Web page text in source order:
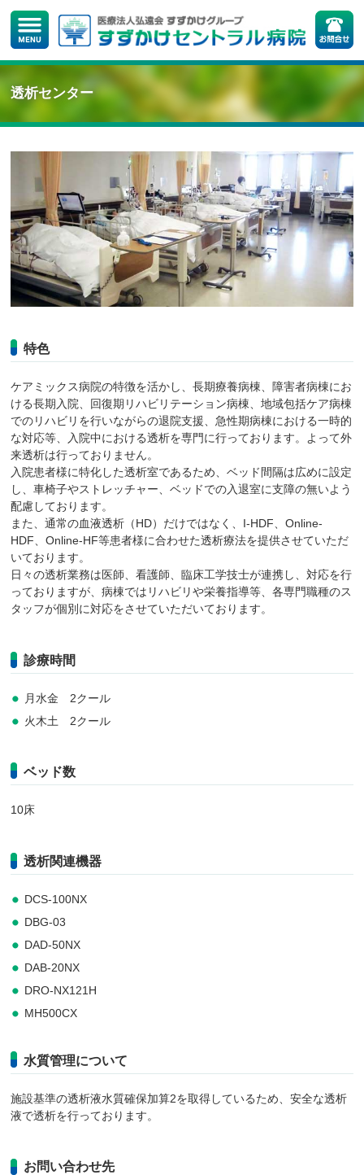
透析センター
特色
ケアミックス病院の特徴を活かし、長期療養病棟、障害者病棟にお
ける長期入院、回復期リハビリテーション病棟、地域包括ケア病棟
でのリハビリを行いながらの退院支援、急性期病棟における一時的
な対応等、入院中における透析を専門に行っております。よって外
来透析は行っておりません。
入院患者様に特化した透析室であるため、ベッド間隔は広めに設定
し、車椅子やストレッチャー、ベッドでの入退室に支障の無いよう
配慮しております。
また、通常の血液透析（HD）だけではなく、I-HDF、Online-
HDF、Online-HF等患者様に合わせた透析療法を提供させていただ
いております。
日々の透析業務は医師、看護師、臨床工学技士が連携し、対応を行
っておりますが、病棟ではリハビリや栄養指導等、各専門職種のス
タッフが個別に対応をさせていただいております。
診療時間
月水金 2クール
火木土 2クール
ベッド数
10床
透析関連機器
DCS-100NX
DBG-03
DAD-50NX
DAB-20NX
DRO-NX121H
MH500CX
水質管理について
施設基準の透析液水質確保加算2を取得しているため、安全な透析
液で透析を行っております。
お問い合わせ先